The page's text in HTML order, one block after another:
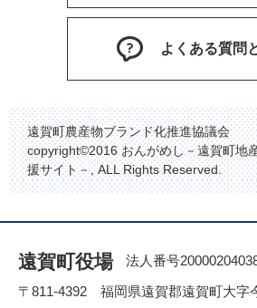
よくある質問
遠賀町農産物ブランド化推進協議会
copyright©2016 おんがめし－遠賀町地
援サイト－, ALL Rights Reserved.
遠賀町役場
法人番号
〒811-4392 福岡県遠賀郡遠賀町大字